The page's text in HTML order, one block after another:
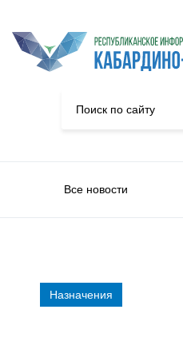
Все новости
Назначения